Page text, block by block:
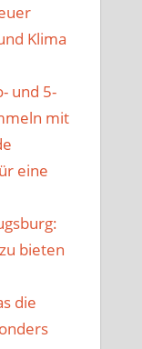
Klima
und 5-
mit
eine
bieten
die